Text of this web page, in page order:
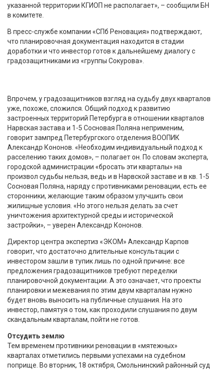
указанной территории КГИОП не располагает», – сообщили БН
в комитете.
В пресс-службе компании «СПб Реновация» подтверждают,
что планировочная документация находится в стадии
доработки и что инвестор готов к дальнейшему диалогу с
градозащитниками из «группы Сокурова».
Впрочем, у градозащитников взгляд на судьбу двух кварталов
уже, похоже, сложился. Общий подход к развитию
застроенных территорий Петербурга в отношении кварталов
Нарвская застава и 1-5 Сосновая Поляна неприменим,
говорит зампред Петербургского отделения ВООПИК
Александр Кононов. «Необходим индивидуальный подход к
расселению таких домов», – полагает он. По словам эксперта,
городской администрации «бросать эти кварталы» на
произвол судьбы нельзя, ведь и в Нарвской заставе и в кв. 1-5
Сосновая Поляна, наряду с противниками реновации, есть ее
сторонники, желающие таким образом улучшить свои
жилищные условия. «Но этого нельзя делать за счет
уничтожения архитектурной среды и исторической
застройки», – уверен Александр Кононов.
Директор центра экспертиз «ЭКОМ» Александр Карпов
говорит, что достаточно длительные консультации с
инвестором зашли в тупик лишь по одной причине: все
предложения градозащитников требуют переделки
планировочной документации. А это означает, что проекты
планировки и межевания по этим двум кварталам нужно
будет вновь выносить на публичные слушания. На это
инвестор, памятуя о том, как проходили слушания по двум
скандальным кварталам, пойти не готов.
Отсудить землю
Тем временем противники реновации в «мятежных»
кварталах отметились первыми успехами на судебном
поприще. Во вторник, 18 октября, Смольнинский районный суд